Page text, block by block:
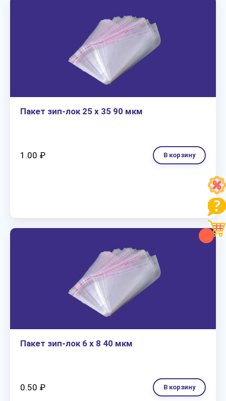
Пакет зип-лок 25 х 35 90 мкм
1.00 ₽ В корзину
Пакет зип-лок 6 х 8 40 мкм
0.50 ₽ В корзину